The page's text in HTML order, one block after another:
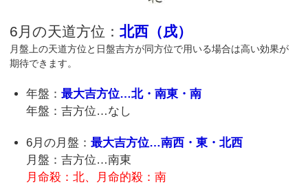
6月の天道方位：北西（戌）
月盤上の天道方位と日盤吉方が同方位で用いる場合は高い効果が
期待できます。
年盤：最大吉方位…北・南東・南
年盤：吉方位…なし
6月の月盤：最大吉方位…南西・東・北西
月盤：吉方位…南東
月命殺：北、月命的殺：南